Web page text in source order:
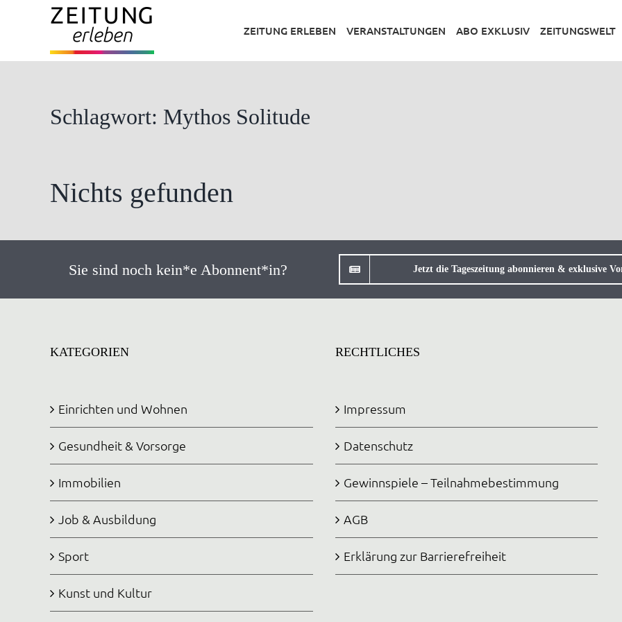
ZEITUNG ERLEBEN VERANSTALTUNGEN ABO EXKLUSIV ZEITUNGSWELT
Schlagwort: Mythos Solitude
Nichts gefunden
Sie sind noch kein*e Abonnent*in? Jetzt die Tageszeitung abonnieren & exklusive
KATEGORIEN
Einrichten und Wohnen
Gesundheit & Vorsorge
Immobilien
Job & Ausbildung
Sport
Kunst und Kultur
RECHTLICHES
Impressum
Datenschutz
Gewinnspiele – Teilnahmebestimmung
AGB
Erklärung zur Barrierefreiheit